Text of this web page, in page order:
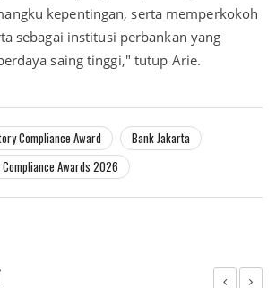
kepentingan, serta memperkokoh
sebagai institusi perbankan yang
saing tinggi," tutup Arie.
Compliance Award
Bank Jakarta
Awards 2026